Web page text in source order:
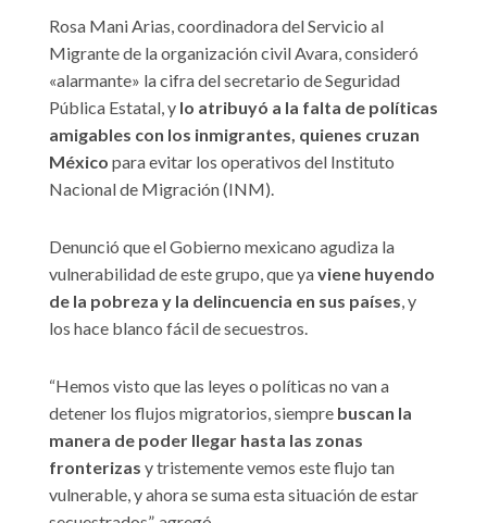
Rosa Mani Arias, coordinadora del Servicio al
Migrante de la organización civil Avara, consideró
«alarmante» la cifra del secretario de Seguridad
Pública Estatal, y lo atribuyó a la falta de políticas
amigables con los inmigrantes, quienes cruzan
México para evitar los operativos del Instituto
Nacional de Migración (INM).
Denunció que el Gobierno mexicano agudiza la
vulnerabilidad de este grupo, que yaviene huyendo
de la pobreza y la delincuencia en sus países, y
los hace blanco fácil de secuestros.
“Hemos visto que las leyes o políticas no van a
detener los flujos migratorios, siempre buscan la
manera de poder llegar hasta las zonas
fronterizas y tristemente vemos este flujo tan
vulnerable, y ahora se suma esta situación de estar